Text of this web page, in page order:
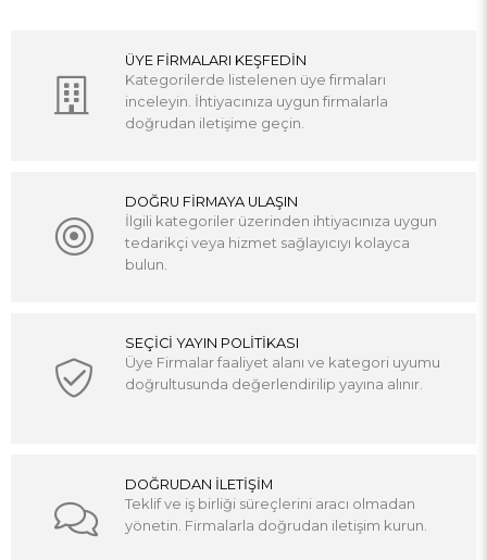
ÜYE FİRMALARI KEŞFEDİN
Kategorilerde listelenen üye firmaları
inceleyin. İhtiyacınıza uygun firmalarla
doğrudan iletişime geçin.
DOĞRU FİRMAYA ULAŞIN
İlgili kategoriler üzerinden ihtiyacınıza uygun
tedarikçi veya hizmet sağlayıcıyı kolayca
bulun.
SEÇİCİ YAYIN POLİTİKASI
Üye Firmalar faaliyet alanı ve kategori uyumu
doğrultusunda değerlendirilip yayına alınır.
DOĞRUDAN İLETİŞİM
Teklif ve iş birliği süreçlerini aracı olmadan
yönetin. Firmalarla doğrudan iletişim kurun.